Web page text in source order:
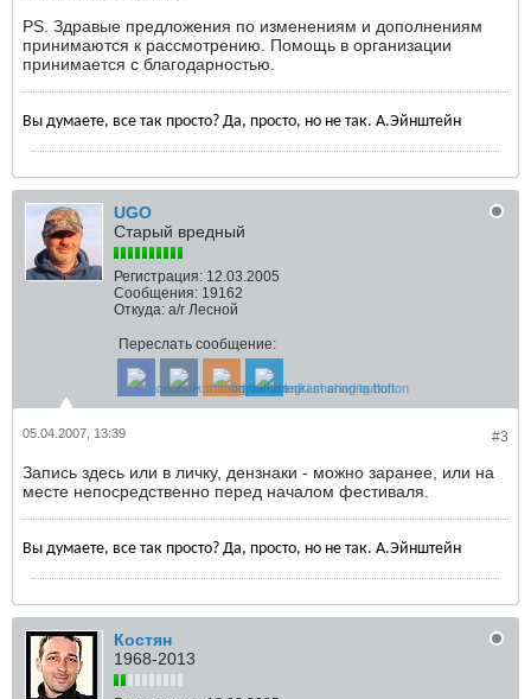
PS. Здравые предложения по изменениям и дополнениям
принимаются к рассмотрению. Помощь в организации
принимается с благодарностью.
Вы думаете, все так просто? Да, просто, но не так. А.Эйнштейн
UGO
Старый вредный
Регистрация: 12.03.2005
Сообщения: 19162
Откуда: а/г Лесной
Переслать сообщение:
#3
05.04.2007, 13:39
Запись здесь или в личку, дензнаки - можно заранее, или на
месте непосредственно перед началом фестиваля.
Вы думаете, все так просто? Да, просто, но не так. А.Эйнштейн
Костян
1968-2013